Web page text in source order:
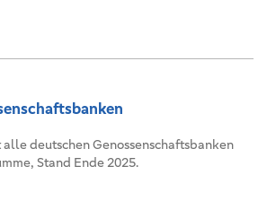
deutschen Genossenschaftsbanken
Stand Ende 2025.